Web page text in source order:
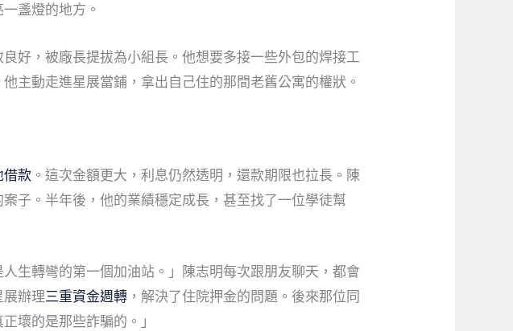
盞燈的地方。
好，被廠長提拔為小組長。他想要多接一些外包的焊接工
主動走進星展當鋪，拿出自己住的那間老舊公寓的權狀。
借款 。這次金額更大，利息仍然透明，還款期限也拉長。陳
子。半年後，他的業績穩定成長，甚至找了一位學徒幫
生轉彎的第一個加油站。」陳志明每次跟朋友聊天，都會
辦理三重資金週轉 ，解決了住院押金的問題。後來那位同
壞的是那些詐騙的。」